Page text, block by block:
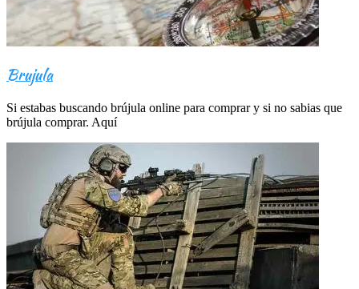
Brujula
Si estabas buscando brújula online para comprar y si no sabias que
brújula comprar. Aquí